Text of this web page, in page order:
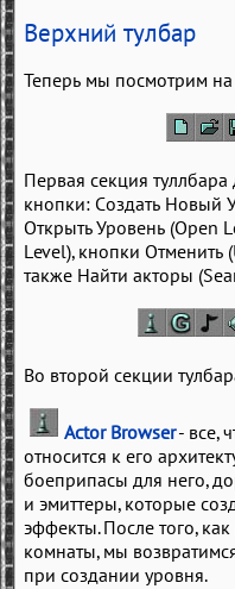
Верхний тулбар
Теперь мы посмотрим
Первая секция туллбара
кнопки: Создать Новый
Открыть Уровень (Open
Level), кнопки Отменить
также Найти акторы
Во второй секции
Actor Browser- все,
относится к его
боеприпасы для него,
и эмиттеры, которые
эффекты. После того,
комнаты, мы
при создании уровня.